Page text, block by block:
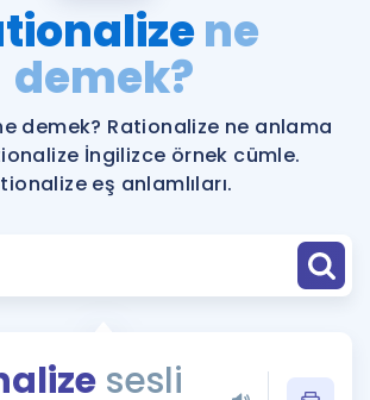
Şifremi Hatırlamıyorum
Takvimi
İngilizce Gramer
ne
demek?
demek? Rationalize ne anlama
İngilizce örnek cümle.
eş anlamlıları.
sesli